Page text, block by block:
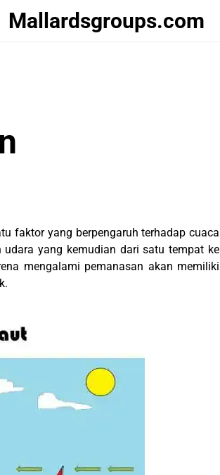
Mallardsgroups.com
faktor yang berpengaruh terhadap cuaca
yang kemudian dari satu tempat ke
mengalami pemanasan akan memiliki